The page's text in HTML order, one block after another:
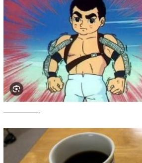
—————-